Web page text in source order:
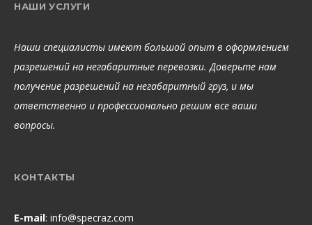
НАШИ УСЛУГИ
Наши специалисты имеют большой опыт в оформлением
разрешений на негабаритные перевозки. Доверьте нам
получение разрешений на негабаритный груз, и мы
ответственно и профессионально решим все ваши
вопросы.
КОНТАКТЫ
E-mail: info@specraz.com